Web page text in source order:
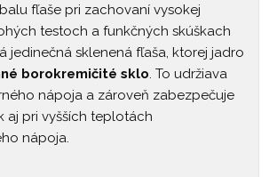
fľaše pri zachovaní vysokej
testoch a funkčných skúškach
jedinečná sklenená fľaša, ktorej jadro
borokremičité sklo . To udržiava
nápoja a zároveň zabezpečuje
aj pri vyšších teplotách
nápoja.